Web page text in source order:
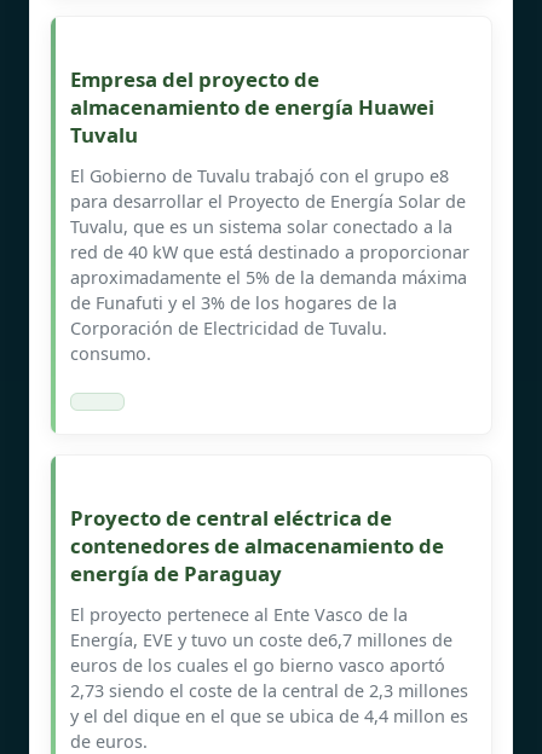
Empresa del proyecto de
almacenamiento de energía Huawei
Tuvalu
El Gobierno de Tuvalu trabajó con el grupo e8
para desarrollar el Proyecto de Energía Solar de
Tuvalu, que es un sistema solar conectado a la
red de 40 kW que está destinado a proporcionar
aproximadamente el 5% de la demanda máxima
de Funafuti y el 3% de los hogares de la
Corporación de Electricidad de Tuvalu.
consumo.
Proyecto de central eléctrica de
contenedores de almacenamiento de
energía de Paraguay
El proyecto pertenece al Ente Vasco de la
Energía, EVE y tuvo un coste de6,7 millones de
euros de los cuales el go bierno vasco aportó
2,73 siendo el coste de la central de 2,3 millones
y el del dique en el que se ubica de 4,4 millon es
de euros.